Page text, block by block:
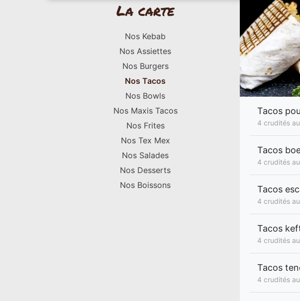
La carte
Nos Kebab
Nos Assiettes
Nos Burgers
Nos Tacos
Nos Bowls
Nos Maxis Tacos
Nos Frites
Nos Tex Mex
Nos Salades
Nos Desserts
Nos Boissons
Tacos
4 crudités
Tacos
4 crudités
Tacos
4 crudités
Tacos
4 crudités
Tacos
4 crudités